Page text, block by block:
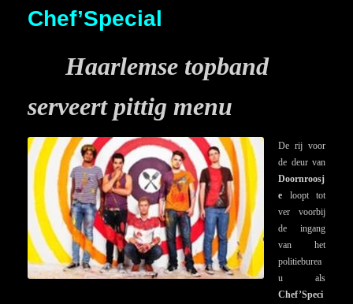
Chef’Special
Haarlemse topband
serveert pittig menu
De rij voor
de deur van
Doornroosj
e loopt tot
ver voorbij
de ingang
van het
politieburea
u als
Chef’Speci